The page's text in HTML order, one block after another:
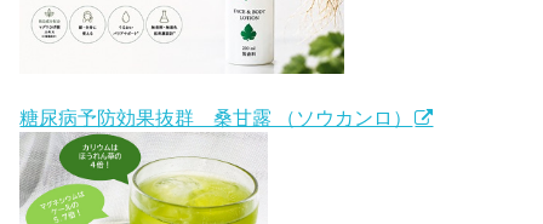
糖尿病予防効果抜群 桑甘露 （ソウカンロ）